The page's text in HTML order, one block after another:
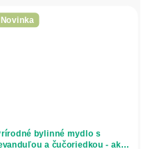
Novinka
bylinné mydlo s
a čučoriedkou - akné